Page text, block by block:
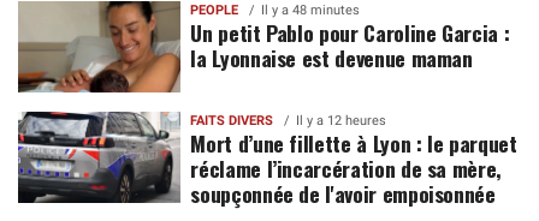
PEOPLE Il y a 48 minutes
Un petit Pablo pour Caroline Garcia :
la Lyonnaise est devenue maman
FAITS DIVERS Il y a 12 heures
Mort d’une fillette à Lyon : le parquet
réclame l’incarcération de sa mère,
soupçonnée de l'avoir empoisonnée